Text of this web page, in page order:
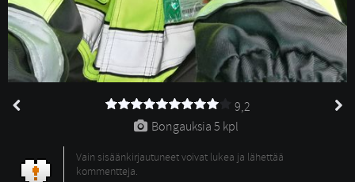
9,2
Bongauksia 5 kpl
Vain sisäänkirjautuneet voivat lukea ja lähettää
kommentteja.